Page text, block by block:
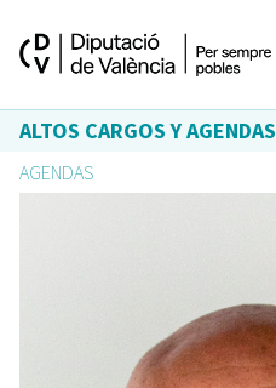
ALTOS CARGOS Y AGENDAS
AGENDAS